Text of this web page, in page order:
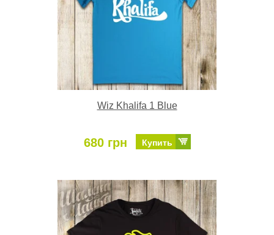
Wiz Khalifa 1 Blue
680 грн Купить